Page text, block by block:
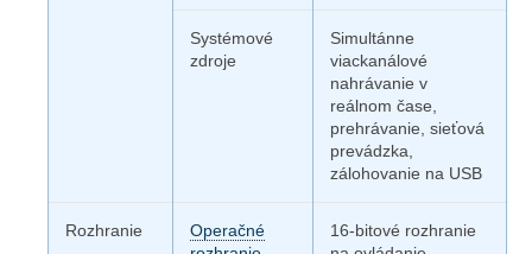
Systémové
zdroje
Simultánne
viackanálové
nahrávanie v
reálnom čase,
prehrávanie, sieťová
prevádzka,
zálohovanie na USB
Rozhranie
Operačné
16-bitové rozhranie